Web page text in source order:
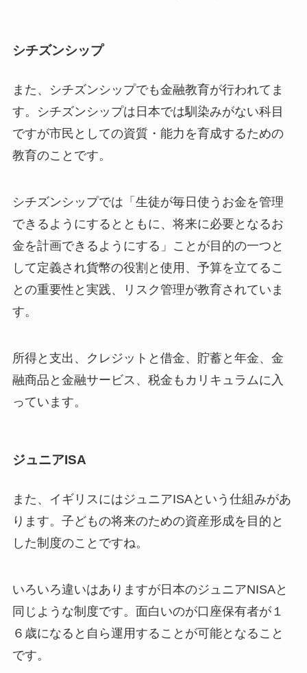
シチズンシップ
また、シチズンシップでも金融教育が行われてま
す。シチズンシップは日本では馴染みがない科目
ですが市民としての資質・能力を育成するための
教育のことです。
シチズンシップでは「生徒が毎日使うお金を管理
できるようにするとともに、将来に必要となるお
金を計画できるようにする」ことが目的の一つと
して定義され貨幣の役割と使用、予算を立てるこ
との重要性と実践、リスク管理が教育されていま
す。
所得と支出、クレジットと借金、貯蓄と年金、金
融商品と金融サービス、税金もカリキュラムに入
っています。
ジュニアISA
また、イギリスにはジュニアISAという仕組みがあ
ります。子どもの将来のための資産形成を目的と
した制度のことですね。
いろいろ違いはありますが日本のジュニアNISAと
同じような制度です。面白いのが口座保有者が１
６歳になると自ら運用することが可能となること
です。